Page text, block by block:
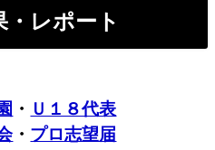
レポート
・ Ｕ１８代表
・ プロ志望届